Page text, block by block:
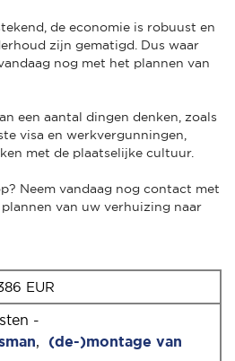
de economie is robuust en
zijn gematigd. Dus waar
nog met het plannen van
een aantal dingen denken, zoals
visa en werkvergunningen,
met de plaatselijke cultuur.
Neem vandaag nog contact met
van uw verhuizing naar
EUR
-
,
(de-)montage van